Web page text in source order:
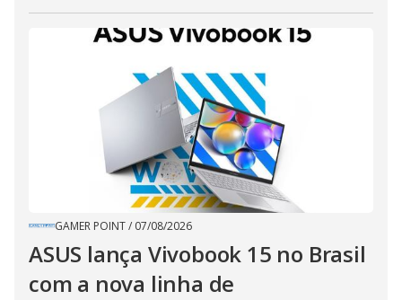
GAMER POINT/ 07/08/2026
ASUS lança Vivobook 15 no Brasil
com a nova linha de